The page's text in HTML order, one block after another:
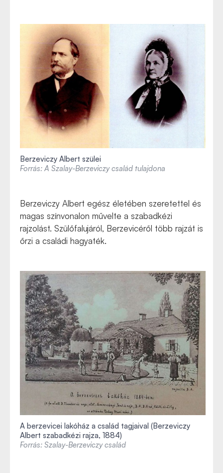
Berzeviczy Albert szülei
Forrás: A Szalay-Berzeviczy család tulajdona
Berzeviczy Albert egész életében szeretettel és
magas színvonalon művelte a szabadkézi
rajzolást. Szülőfalujáról, Berzevicéről több rajzát is
őrzi a családi hagyaték.
A berzevicei lakóház a család tagjaival (Berzeviczy
Albert szabadkézi rajza, 1884)
Forrás: Szalay-Berzeviczy család